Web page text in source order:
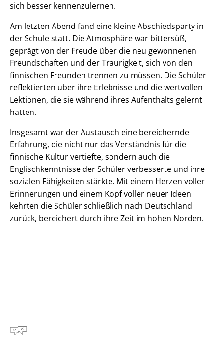
sich besser kennenzulernen.
Am letzten Abend fand eine kleine Abschiedsparty in
der Schule statt. Die Atmosphäre war bittersüß,
geprägt von der Freude über die neu gewonnenen
Freundschaften und der Traurigkeit, sich von den
finnischen Freunden trennen zu müssen. Die Schüler
reflektierten über ihre Erlebnisse und die wertvollen
Lektionen, die sie während ihres Aufenthalts gelernt
hatten.
Insgesamt war der Austausch eine bereichernde
Erfahrung, die nicht nur das Verständnis für die
finnische Kultur vertiefte, sondern auch die
Englischkenntnisse der Schüler verbesserte und ihre
sozialen Fähigkeiten stärkte. Mit einem Herzen voller
Erinnerungen und einem Kopf voller neuer Ideen
kehrten die Schüler schließlich nach Deutschland
zurück, bereichert durch ihre Zeit im hohen Norden.